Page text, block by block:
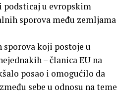
podsticaj u evropskim
sporova među zemljama
sporova koji postoje u
– članica EU na
posao i omogućilo da
sebe u odnosu na teme